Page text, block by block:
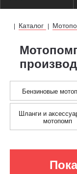
| Каталог |
Бензиновые
Шланги и
мотопомп